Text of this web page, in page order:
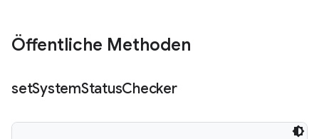
Öffentliche Methoden
setSystemStatusChecker